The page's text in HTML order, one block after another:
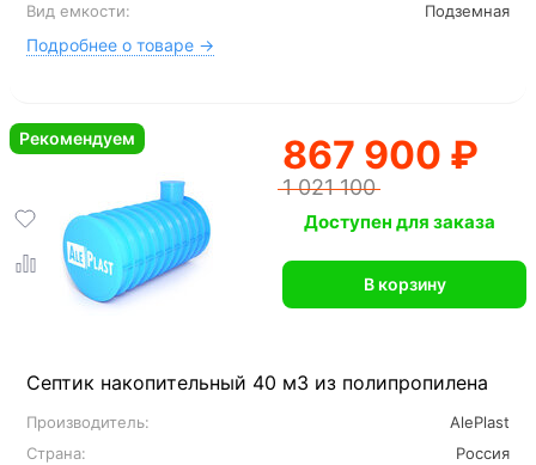
Вид емкости:
Подземная
Подробнее о товаре →
Септик накопительный 40 м3 из полипропилена
Производитель:
AlePlast
Страна:
Россия
867 900 ₽
1 021 100
Рекомендуем
Доступен для заказа
В корзину